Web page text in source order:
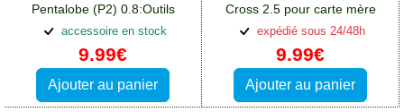
Pentalobe (P2) 0.8:Outils
Xiaomi Redmi 13(4G)
accessoire en stock
9.99€
Ajouter au panier
Cross 2.5 pour carte mère
iPhone:Outils Xiaomi Redmi
13(4G)
expédié sous 24/48h
9.99€
Ajouter au panier